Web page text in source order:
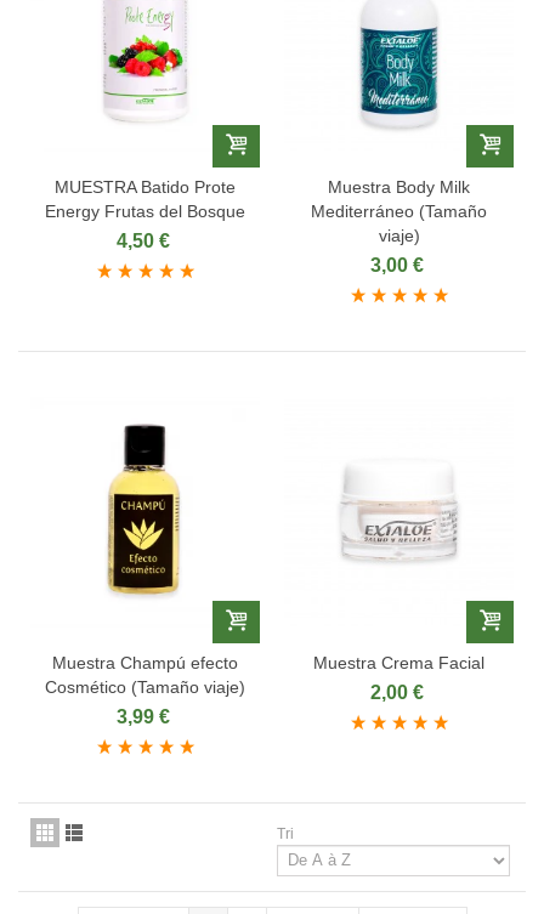
MUESTRA Batido Prote
Energy Frutas del Bosque
4,50 €
Muestra Body Milk
Mediterráneo (Tamaño
viaje)
3,00 €
Muestra Champú efecto
Cosmético (Tamaño viaje)
3,99 €
Muestra Crema Facial
2,00 €
Tri